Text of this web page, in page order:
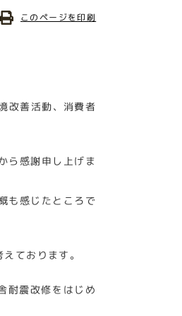
このページを印刷
改善活動、消費者
ら感謝申し上げま
も感じたところで
ております。
耐震改修をはじめ